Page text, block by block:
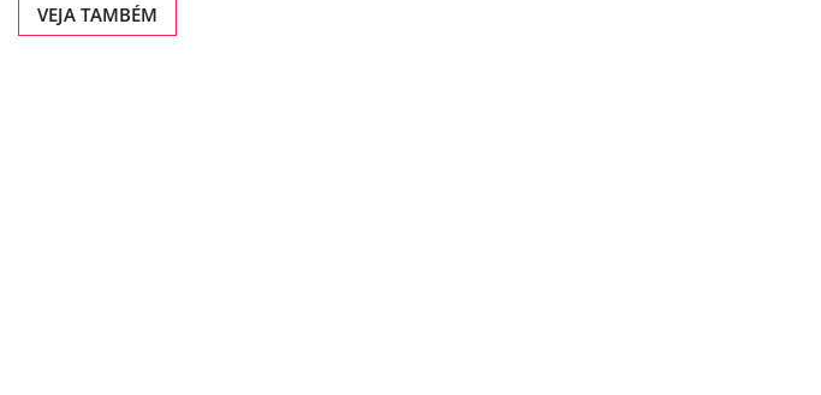
VEJA TAMBÉM